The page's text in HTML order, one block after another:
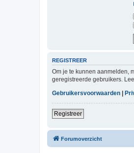
REGISTREER
Om je te kunnen aanmelden,
geregistreerde gebruikers.
Gebruikersvoorwaarden
Registreer
Forumoverzicht